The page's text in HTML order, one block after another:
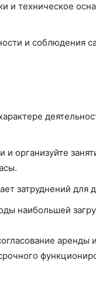
и техническое
и соблюдения
организуйте
затруднений для
наибольшей
аренды